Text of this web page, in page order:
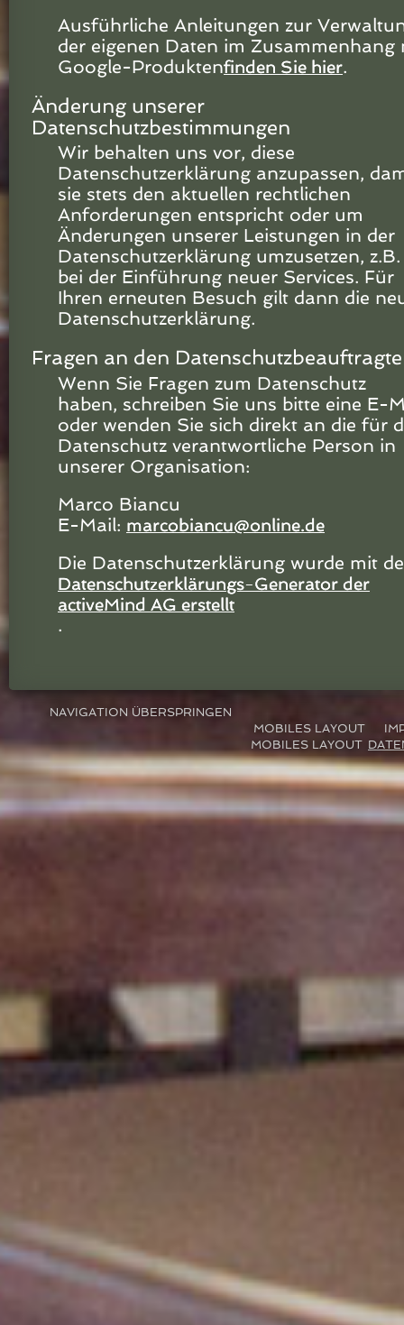
Ausführliche Anleitungen zur
der eigenen Daten im Zusammenhang
Google-Produktenfinden Sie hier.
Änderung unserer
Datenschutzbestimmungen
Wir behalten uns vor, diese
Datenschutzerklärung anzupassen,
sie stets den aktuellen rechtlichen
Anforderungen entspricht oder um
Änderungen unserer Leistungen in der
Datenschutzerklärung umzusetzen, z.B.
bei der Einführung neuer Services. Für
Ihren erneuten Besuch gilt dann die
Datenschutzerklärung.
Fragen an den
Wenn Sie Fragen zum Datenschutz
haben, schreiben Sie uns bitte eine E-
oder wenden Sie sich direkt an die für
Datenschutz verantwortliche Person in
unserer Organisation:
Marco Biancu
E-Mail: marcobiancu@online.de
Die Datenschutzerklärung wurde mit
Datenschutzerklärungs-Generator der
activeMind AG erstellt
.
NAVIGATION ÜBERSPRINGEN